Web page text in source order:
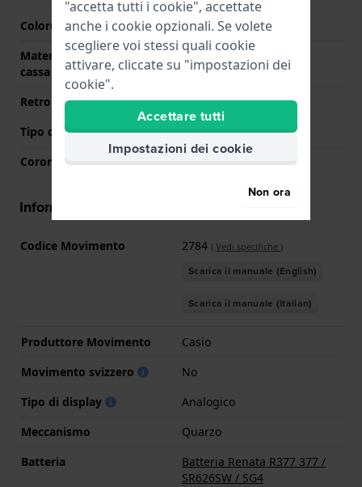
Colore della cassa
Argento
Materiale del retro della
cassa
Acciaio inox
Retro cassa
Fondello avvitato
Tipo di vetro
Minerale
Corona
Corona da estrarre
Informazioni del movimento
Codice Movimento 2784 ( Vedi specifiche )
Scarica il manuale (English)
Scarica il manuale (Italian)
Produttore Movimento
Casio
Movimento svizzero
No
Tipo di display
Analogico
Meccanismo
Quarzo
Batteria
Batteria Renata R377 377 /
SR626SW / SG4
"accetta tutti i cookie", accettate
anche i cookie opzionali. Se volete
scegliere voi stessi quali cookie
attivare, cliccate su "impostazioni dei
cookie".
Accettare tutti
Impostazioni dei cookie
Non ora